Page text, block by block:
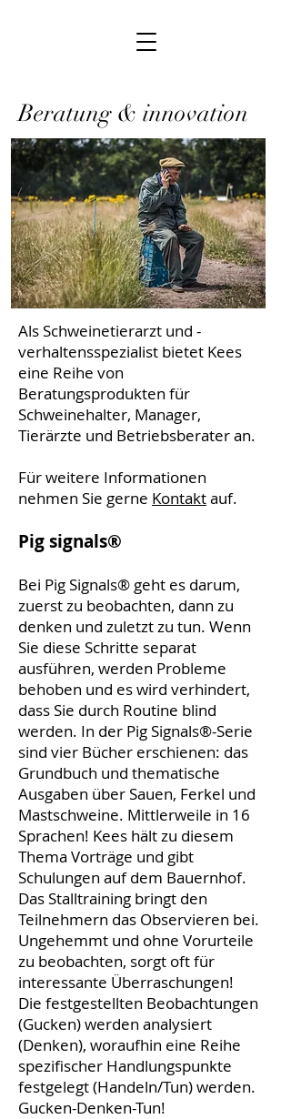
Beratung & innovation
Als Schweinetierarzt und -
verhaltensspezialist bietet Kees
eine Reihe von
Beratungsprodukten für
Schweinehalter, Manager,
Tierärzte und Betriebsberater an.
Für weitere Informationen
nehmen Sie gerne Kontaktauf.
Pig signals®
Bei Pig Signals® geht es darum,
zuerst zu beobachten, dann zu
denken und zuletzt zu tun. Wenn
Sie diese Schritte separat
ausführen, werden Probleme
behoben und es wird verhindert,
dass Sie durch Routine blind
werden. In der Pig Signals®-Serie
sind vier Bücher erschienen: das
Grundbuch und thematische
Ausgaben über Sauen, Ferkel und
Mastschweine. Mittlerweile in 16
Sprachen! Kees hält zu diesem
Thema Vorträge und gibt
Schulungen auf dem Bauernhof.
Das Stalltraining bringt den
Teilnehmern das Observieren bei.
Ungehemmt und ohne Vorurteile
zu beobachten, sorgt oft für
interessante Überraschungen!
Die festgestellten Beobachtungen
(Gucken) werden analysiert
(Denken), woraufhin eine Reihe
spezifischer Handlungspunkte
festgelegt (Handeln/Tun) werden.
Gucken-Denken-Tun!